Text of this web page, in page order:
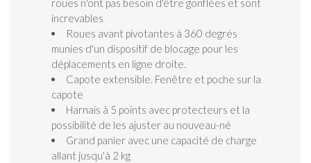
roues n'ont pas besoin d'être gonflées et sont
increvables
Roues avant pivotantes à 360 degrés
munies d'un dispositif de blocage pour les
déplacements en ligne droite.
Capote extensible. Fenêtre et poche sur la
capote
Harnais à 5 points avec protecteurs et la
possibilité de les ajuster au nouveau-né
Grand panier avec une capacité de charge
allant jusqu'à 2 kg